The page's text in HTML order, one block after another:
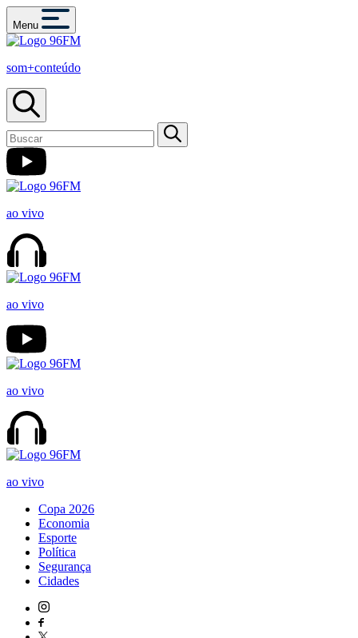
Menu
som+conteúdo
ao vivo
ao vivo
ao vivo
ao vivo
Copa 2026
Economia
Esporte
Política
Segurança
Cidades